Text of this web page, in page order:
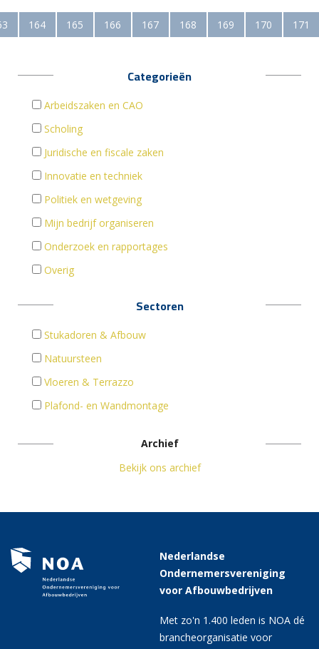
164 165 166 167 168 169 170 171
Categorieën
Arbeidszaken en CAO
Scholing
Juridische en fiscale zaken
Innovatie en techniek
Politiek en wetgeving
Mijn bedrijf organiseren
Onderzoek en rapportages
Overig
Sectoren
Stukadoren & Afbouw
Natuursteen
Vloeren & Terrazzo
Plafond- en Wandmontage
Archief
Bekijk ons archief
Nederlandse
Ondernemersvereniging
voor Afbouwbedrijven
Met zo'n 1.400 leden is NOA dé
brancheorganisatie voor